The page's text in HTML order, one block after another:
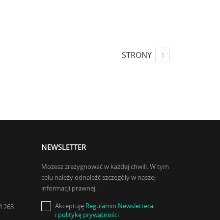
STRONY 1
263
NEWSLETTER
Możesz zrezygnować w każdej chwili. W tym
celu należy odnaleźć szczegóły w naszej
informacji prawnej.
Akceptuję Regulamin Newslettera
i politykę prywatności